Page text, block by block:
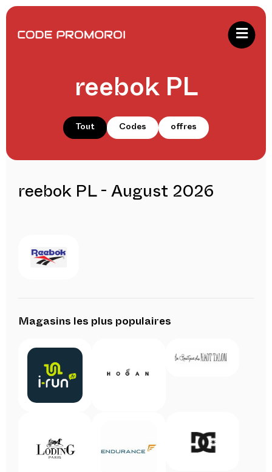
reebok PL
Tout Codes offres
reebok PL - August 2026
Magasins les plus populaires